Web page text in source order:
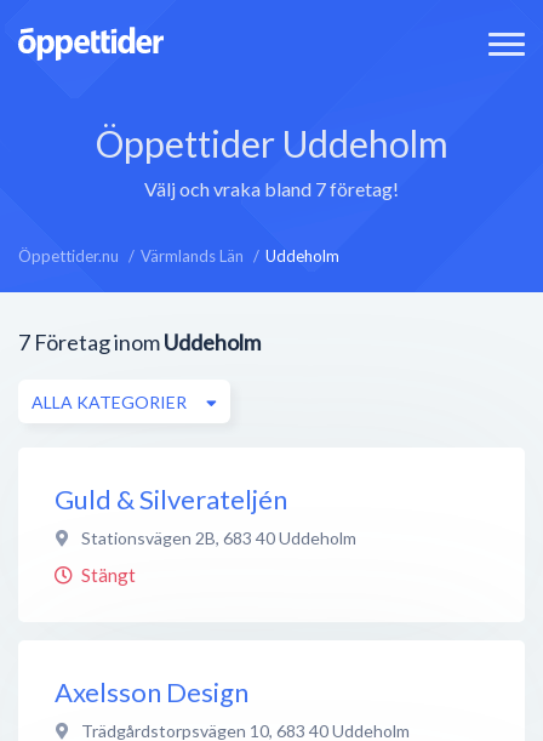
Öppettider Uddeholm
Välj och vraka bland 7 företag!
Öppettider.nu Värmlands Län Uddeholm
7 Företag inomUddeholm
ALLA KATEGORIER
Guld & Silverateljén
Stationsvägen 2B, 683 40Uddeholm
Stängt
Axelsson Design
Trädgårdstorpsvägen 10, 683 40Uddeholm